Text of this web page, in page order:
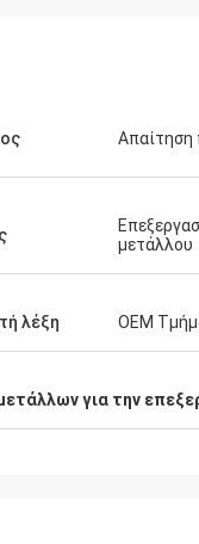
τιμή
Απαίτηση
μετάλλου
λέξη OEM
για την